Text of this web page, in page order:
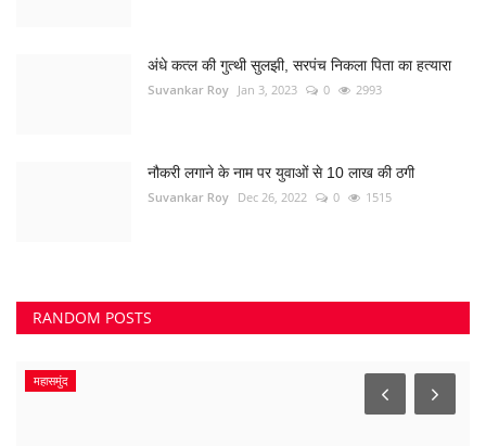
अंधे कत्ल की गुत्थी सुलझी, सरपंच निकला पिता का हत्यारा
Suvankar Roy Jan 3, 2023 0 2993
नौकरी लगाने के नाम पर युवाओं से 10 लाख की ठगी
Suvankar Roy Dec 26, 2022 0 1515
RANDOM POSTS
महासमुंद